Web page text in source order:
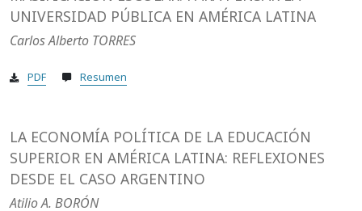
UNIVERSIDAD PÚBLICA EN AMÉRICA LATINA
Carlos Alberto TORRES
PDF Resumen
LA ECONOMÍA POLÍTICA DE LA EDUCACIÓN
SUPERIOR EN AMÉRICA LATINA: REFLEXIONES
DESDE EL CASO ARGENTINO
Atilio A. BORÓN